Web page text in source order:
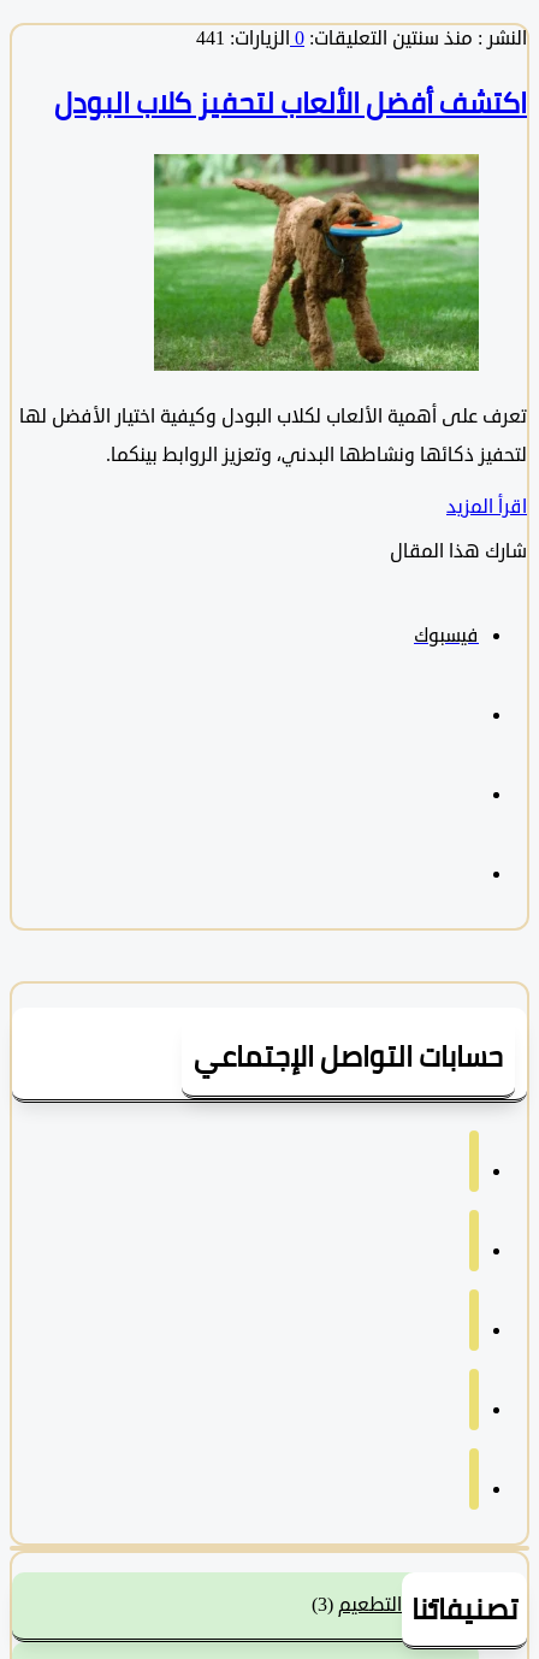
: منذ سنتينالتعليقات:0الزيارات: 441
أفضل الألعاب لتحفيز كلاب البودل
على أهمية الألعاب لكلاب البودل وكيفية اختيار الأفضل لها
ذكائها ونشاطها البدني، وتعزيز الروابط بينكما.
هذا المقال
فيسبوك
التواصل الإجتماعي
التطعيم(3)